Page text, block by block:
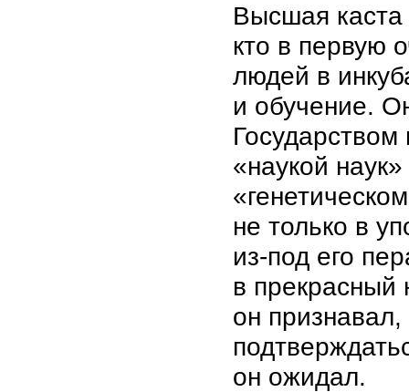
Высшая
кто в первую
людей в
и обучение.
«наукой
не только в
из-под его
в прекрасный
он
он ожидал.